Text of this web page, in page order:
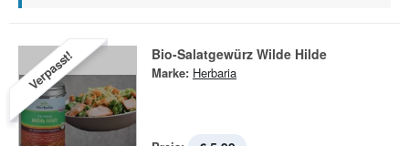
Verpasst! Bio-Salatgewürz Wilde Hilde
Marke: Herbaria